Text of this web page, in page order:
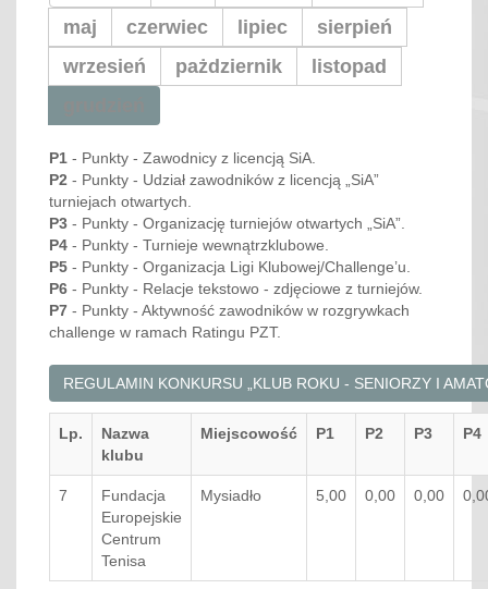
maj
czerwiec lipiec
sierpień
wrzesień
pażdziernik
listopad
P1 - Punkty - Zawodnicy z licencją SiA.
P2 - Punkty - Udział zawodników z licencją „SiA”
turniejach otwartych.
P3 - Punkty - Organizację turniejów otwartych „SiA”.
P4 - Punkty - Turnieje wewnątrzklubowe.
P5 - Punkty - Organizacja Ligi Klubowej/Challenge’u.
P6 - Punkty - Relacje tekstowo - zdjęciowe z turniejów.
P7 - Punkty - Aktywność zawodników w rozgrywkach
challenge w ramach Ratingu PZT.
REGULAMIN KONKURSU „KLUB ROKU - SENIORZY I
Lp.
Nazwa
klubu
Miejscowość P1 P2 P3 P4
7
Fundacja
Europejskie
Centrum
Tenisa
Mysiadło 5,00 0,00 0,00